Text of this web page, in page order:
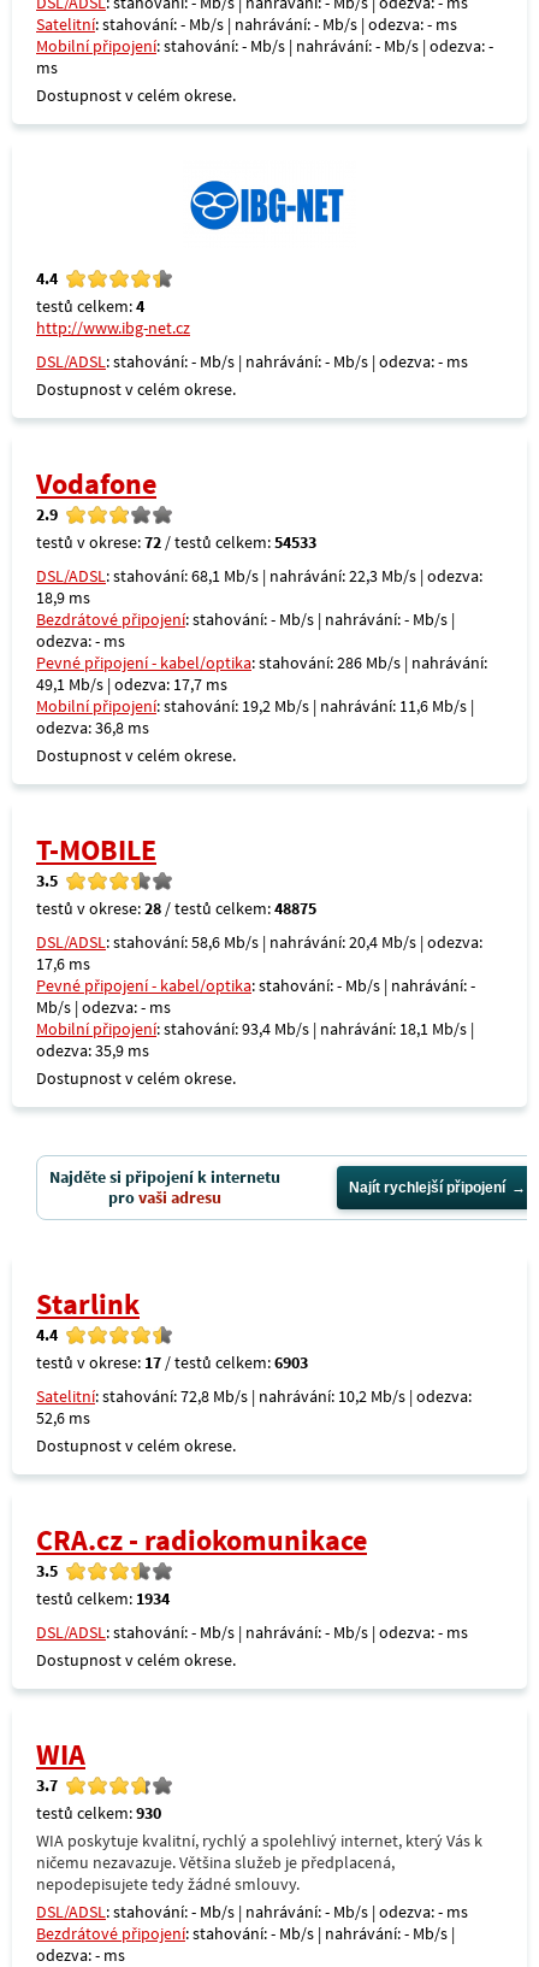
Satelitní: stahování: - Mb/s | nahrávání: - Mb/s | odezva: - ms
Mobilní připojení: stahování: - Mb/s | nahrávání: - Mb/s | odezva: -
ms
Dostupnost v celém okrese.
4.4
testů celkem:4
http://www.ibg-net.cz
DSL/ADSL: stahování: - Mb/s | nahrávání: - Mb/s | odezva: - ms
Dostupnost v celém okrese.
Vodafone
2.9
testů v okrese:72 / testů celkem:54533
DSL/ADSL: stahování: 68,1 Mb/s | nahrávání: 22,3 Mb/s | odezva:
18,9 ms
Bezdrátové připojení: stahování: - Mb/s | nahrávání: - Mb/s |
odezva: - ms
Pevné připojení - kabel/optika: stahování: 286 Mb/s | nahrávání:
49,1 Mb/s | odezva: 17,7 ms
Mobilní připojení: stahování: 19,2 Mb/s | nahrávání: 11,6 Mb/s |
odezva: 36,8 ms
Dostupnost v celém okrese.
T-MOBILE
3.5
testů v okrese:28 / testů celkem:48875
DSL/ADSL: stahování: 58,6 Mb/s | nahrávání: 20,4 Mb/s | odezva:
17,6 ms
Pevné připojení - kabel/optika: stahování: - Mb/s | nahrávání: -
Mb/s | odezva: - ms
Mobilní připojení: stahování: 93,4 Mb/s | nahrávání: 18,1 Mb/s |
odezva: 35,9 ms
Dostupnost v celém okrese.
Najděte si připojení k internetu
provaši adresu Najít rychlejší připojení
Starlink
4.4
testů v okrese: 17 / testů celkem:6903
Satelitní: stahování: 72,8 Mb/s | nahrávání: 10,2 Mb/s | odezva:
52,6 ms
Dostupnost v celém okrese.
CRA.cz - radiokomunikace
3.5
testů celkem: 1934
DSL/ADSL: stahování: - Mb/s | nahrávání: - Mb/s | odezva: - ms
Dostupnost v celém okrese.
WIA
3.7
testů celkem:930
WIA poskytuje kvalitní, rychlý a spolehlivý internet, který Vás k
ničemu nezavazuje. Většina služeb je předplacená,
nepodepisujete tedy žádné smlouvy.
DSL/ADSL: stahování: - Mb/s | nahrávání: - Mb/s | odezva: - ms
Bezdrátové připojení: stahování: - Mb/s | nahrávání: - Mb/s |
odezva: - ms